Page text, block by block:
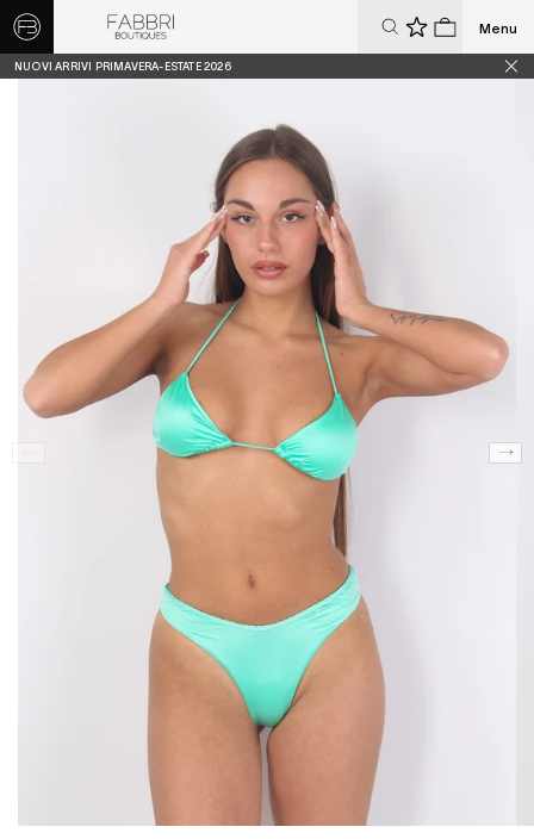
0 0
Menu
NUOVI ARRIVI PRIMAVERA-ESTATE 2026